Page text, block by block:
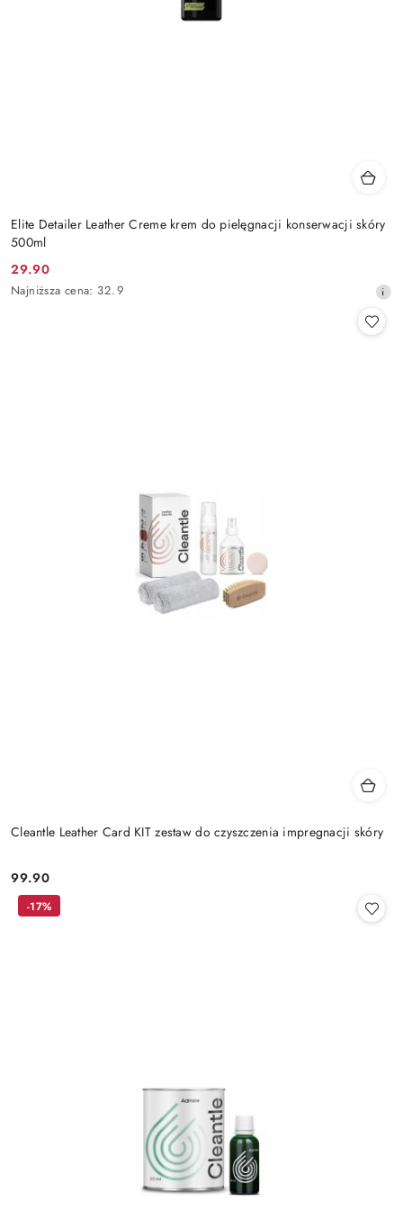
Elite Detailer Leather Creme krem do pielęgnacji konserwacji skóry
500ml
Cena
promocyjna:
29.90
Najniższa
Najniższa cena: 32.9
Cleantle Leather Card KIT zestaw do czyszczenia impregnacji skóry
Cena:
99.90
-17%